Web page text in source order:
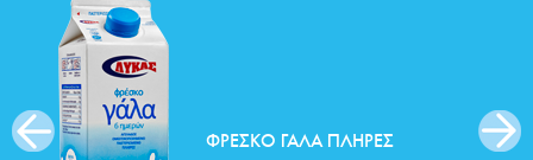
ΦΡΈΣΚΟ ΓΆΛΑ ΠΛΉΡΕΣ